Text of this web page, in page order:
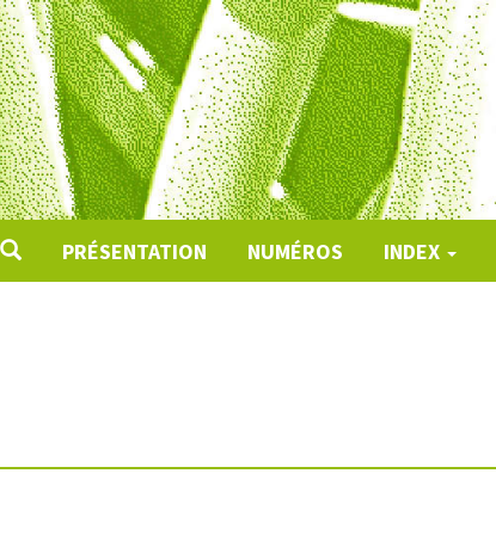
PRÉSENTATION NUMÉROS INDEX